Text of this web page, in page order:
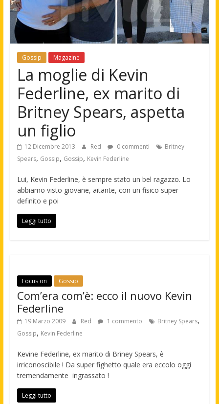
Gossip Magazine
La moglie di Kevin
Federline, ex marito di
Britney Spears, aspetta
un figlio
12 Dicembre 2013 Red 0 commenti
Britney
Spears, Gossip, Gossip, Kevin Federline
Lui, Kevin Federline, è sempre stato un bel ragazzo. Lo
abbiamo visto giovane, aitante, con un fisico super
definito e poi
Leggi tutto
Focus on Gossip
Com’era com’è: ecco il nuovo Kevin
Federline
19 Marzo 2009 Red 1 commento Britney Spears,
Gossip, Kevin Federline
Kevine Federline, ex marito di Briney Spears, è
irriconoscibile ! Da super fighetto quale era eccolo oggi
tremendamente ingrassato !
Leggi tutto